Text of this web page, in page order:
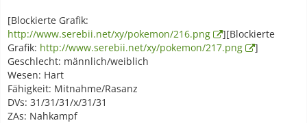
[Blockierte Grafik:
http://www.serebii.net/xy/pokemon/216.png
][Blockierte
Grafik: http://www.serebii.net/xy/pokemon/217.png
]
Geschlecht: männlich/weiblich
Wesen: Hart
Fähigkeit: Mitnahme/Rasanz
DVs: 31/31/31/x/31/31
ZAs: Nahkampf